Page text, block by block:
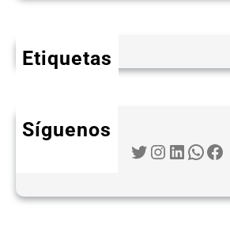
Etiquetas
Síguenos
Twitter Instagram LinkedIn WhatsApp Facebook